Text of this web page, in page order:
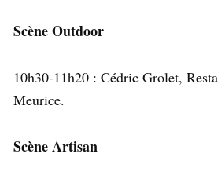
Scène Outdoor
10h30-11h20 : Cédric Grolet,
Meurice.
Scène Artisan